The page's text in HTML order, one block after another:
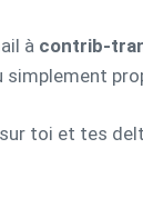
à contrib-
simplement
toi et tes